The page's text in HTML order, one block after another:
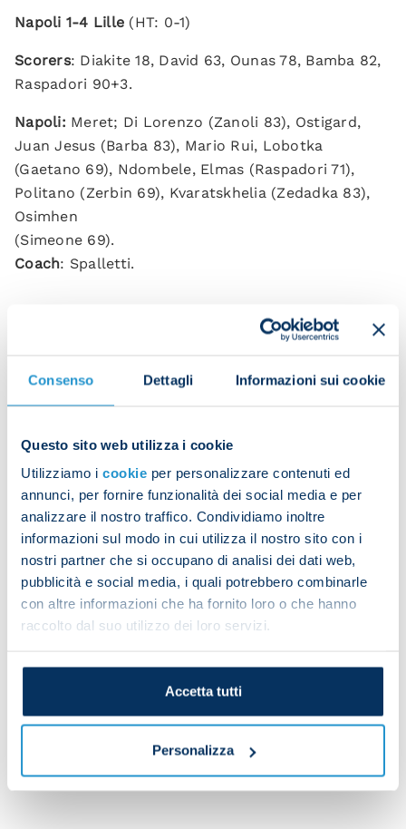
Consenso Dettagli Informazioni sui cookie
Questo sito web utilizza i cookie
Utilizziamo i cookie per personalizzare contenuti ed
annunci, per fornire funzionalità dei social media e per
analizzare il nostro traffico. Condividiamo inoltre
informazioni sul modo in cui utilizza il nostro sito con i
nostri partner che si occupano di analisi dei dati web,
pubblicità e social media, i quali potrebbero combinarle
con altre informazioni che ha fornito loro o che hanno
raccolto dal suo utilizzo dei loro servizi.
Accetta tutti
Personalizza
Napoli 1-4 Lille (HT: 0-1)
Scorers: Diakite 18, David 63, Ounas 78, Bamba 82,
Raspadori 90+3.
Napoli: Meret; Di Lorenzo (Zanoli 83), Ostigard,
Juan Jesus (Barba 83), Mario Rui, Lobotka
(Gaetano 69), Ndombele, Elmas (Raspadori 71),
Politano (Zerbin 69), Kvaratskhelia (Zedadka 83),
Osimhen
(Simeone 69).
Coach: Spalletti.
Chevalier, Diakite, Fonte (Alexsandro 14),
Djalo, Weah (Ramet 71), Andre (Baleba 62), Andre
61), Virginius (Bamba 61).
Coach: Fonseca.
Referee : Maresca.